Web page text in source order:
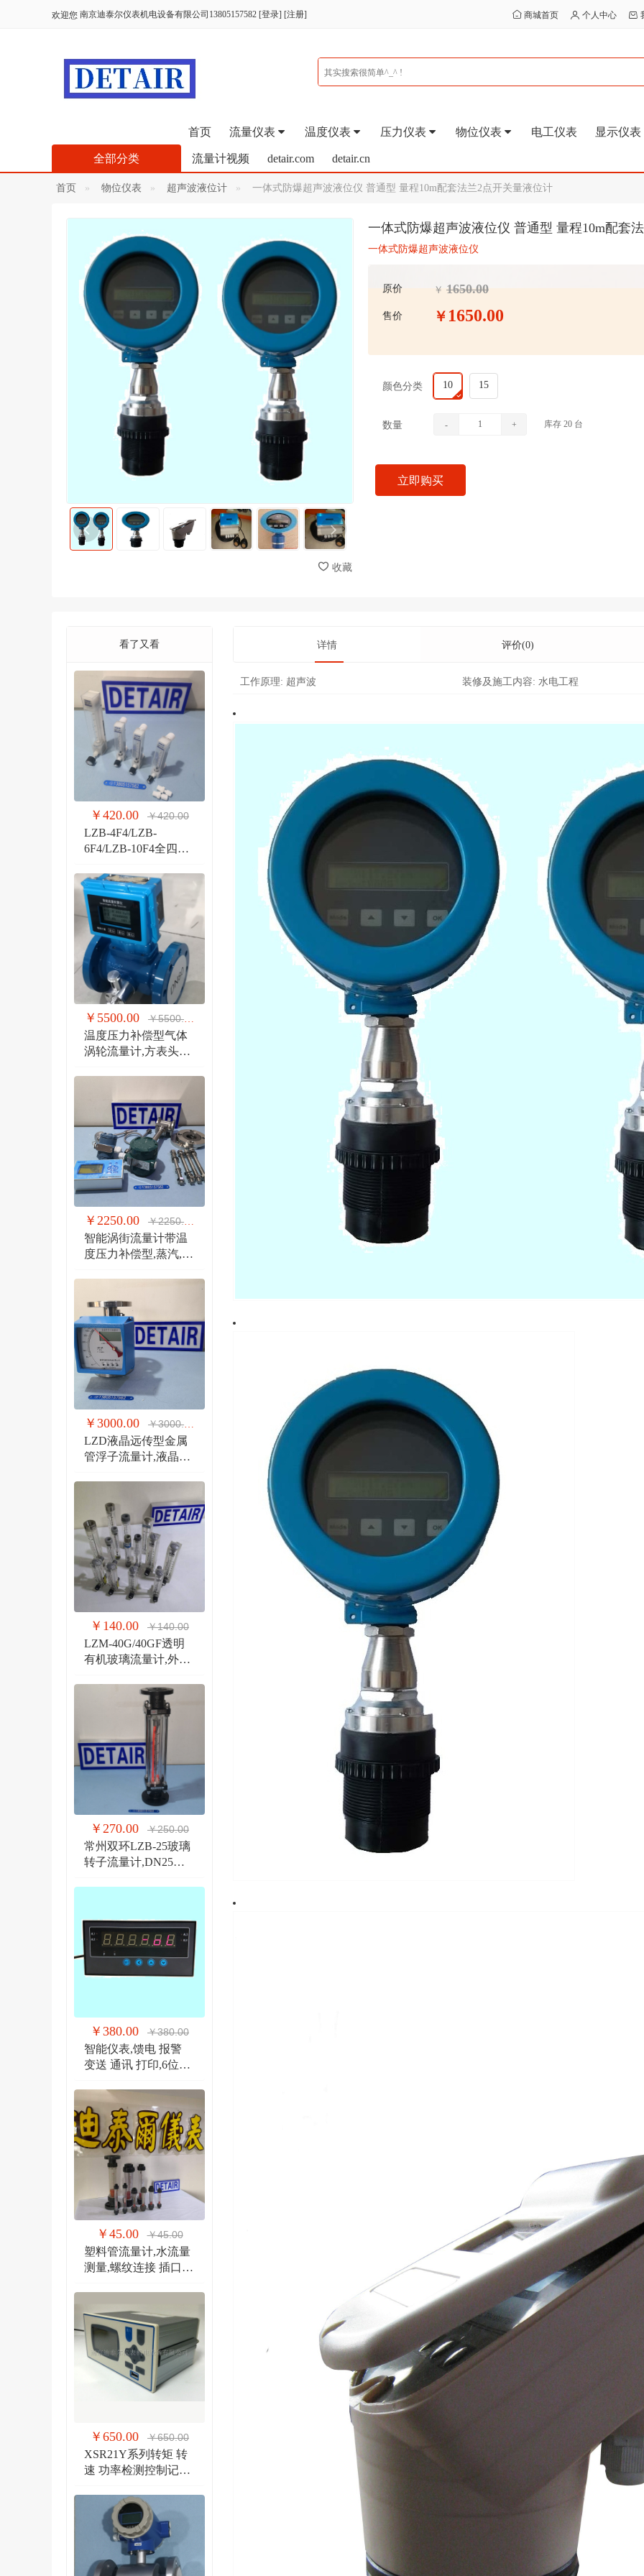
欢迎您 南京迪泰尔仪表机电设备有限公司13805157582 [登录] [注册] 商城首页 个人中心
首页 流量仪表 温度仪表 压力仪表 物位仪表 电工仪表 显示仪表
流量计视频 detair.com detair.cn
全部分类
首页 物位仪表 超声波液位计 一体式防爆超声波液位仪 普通型 量程10m配套法兰2点开关量液位计
收藏
一体式防爆超声波液位仪 普通型 量程10m配套
一体式防爆超声波液位仪
原价 ￥ 1650.00
售价 ￥ 1650.00
颜色分类 10 15
数量 - + 库存 20 台
立即购买
看了又看
￥420.00 ￥420.00
LZB-4F4/LZB-
6F4/LZB-10F4全四氟
气体玻璃管PVDF流量
计
￥5500.00 ￥5500.00
温度压力补偿型气体
涡轮流量计,方表头防
￥2250.00 ￥2250.00
智能涡街流量计带温
度压力补偿型,蒸汽,气
￥3000.00 ￥3000.00
LZD液晶远传型金属
管浮子流量计,液晶显
￥140.00 ￥140.00
LZM-40G/40GF透明
有机玻璃流量计,外螺
￥270.00 ￥250.00
常州双环LZB-25玻璃
转子流量计,DN25法
￥380.00 ￥380.00
智能仪表,馈电 报警
变送 通讯 打印,6位显
￥45.00 ￥45.00
塑料管流量计,水流量
测量,螺纹连接 插口连
￥650.00 ￥650.00
XSR21Y系列转矩 转
速 功率检测控制记录
详情 评价(0)
工作原理: 超声波 装修及施工内容: 水电工程